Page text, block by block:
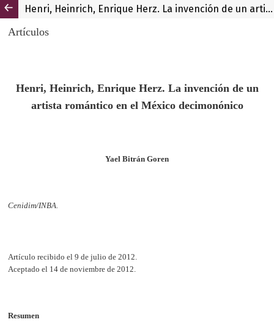
Henri, Heinrich, Enrique Herz. La invención de un artista romántico en el México decimonónico